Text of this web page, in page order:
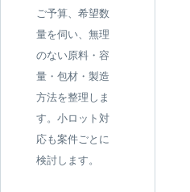
ご予算、希望数
量を伺い、無理
のない原料・容
量・包材・製造
方法を整理しま
す。小ロット対
応も案件ごとに
検討します。